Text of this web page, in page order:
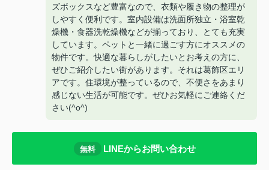
ズボックスなど豊富なので、衣類や履き物の整理が
しやすく便利です。室内設備は洗面所独立・浴室乾
燥機・食器洗乾燥機などが揃っており、とても充実
しています。ペットと一緒に過ごす方にオススメの
物件です。快適な暮らしがしたいとお考えの方に、
ぜひご紹介したい街があります。それは葛飾区エリ
アです。住環境が整っているので、不便さをあまり
感じない生活が可能です。ぜひお気軽にご連絡くだ
さい(^o^)
無料 LINEからお問い合わせ